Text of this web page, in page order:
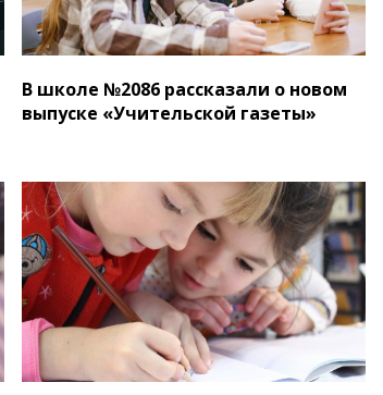
В школе №2086 рассказали о новом
выпуске «Учительской газеты»